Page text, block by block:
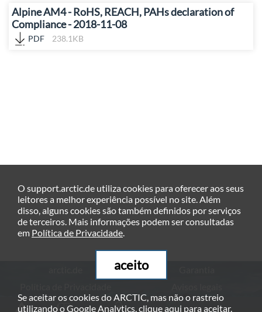
Alpine AM4 - RoHS, REACH, PAHs declaration of
Compliance - 2018-11-08
PDF 238.1KB
© ARCTIC (HK) Ltd. - 2026
O support.arctic.de utiliza cookies para oferecer aos seus
leitores a melhor experiência possível no site. Além
disso, alguns cookies são também definidos por serviços
de terceiros. Mais informações podem ser consultadas
em Política de Privacidade.
aceito
Se aceitar os cookies do ARCTIC, mas não o rastreio
utilizando o Google Analytics, cliqueaqui para aceitar.